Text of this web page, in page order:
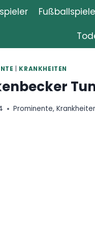
KRANKHEITEN
Prominente,